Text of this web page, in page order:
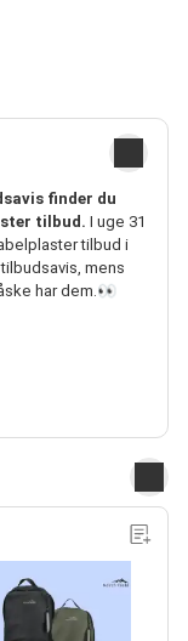
finder du
tilbud. I uge 31
tilbud i
mens
har dem.👀